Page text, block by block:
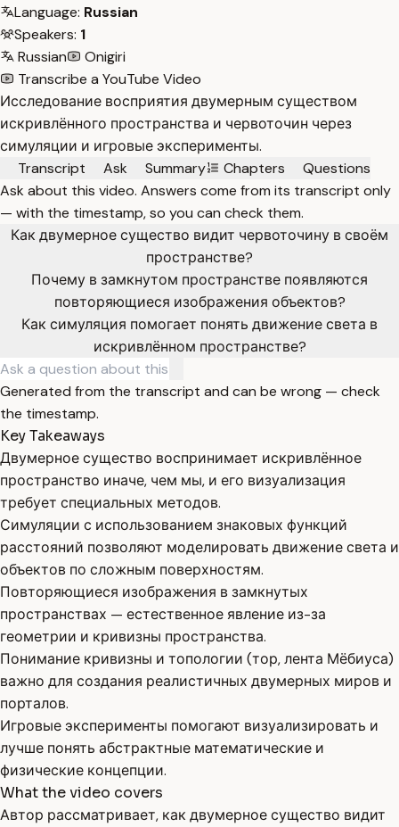
Language: Russian
Speakers: 1
Russian
Onigiri
Transcribe a YouTube Video
Исследование восприятия двумерным существом
искривлённого пространства и червоточин через
симуляции и игровые эксперименты.
Transcript
Ask Summary Chapters
Questions
Ask about this video. Answers come from its transcript only
— with the timestamp, so you can check them.
Как двумерное существо видит червоточину в своём
пространстве?
Почему в замкнутом пространстве появляются
повторяющиеся изображения объектов?
Как симуляция помогает понять движение света в
искривлённом пространстве?
Generated from the transcript and can be wrong — check
the timestamp.
Key Takeaways
Двумерное существо воспринимает искривлённое
пространство иначе, чем мы, и его визуализация
требует специальных методов.
Симуляции с использованием знаковых функций
расстояний позволяют моделировать движение света и
объектов по сложным поверхностям.
Повторяющиеся изображения в замкнутых
пространствах — естественное явление из-за
геометрии и кривизны пространства.
Понимание кривизны и топологии (тор, лента Мёбиуса)
важно для создания реалистичных двумерных миров и
порталов.
Игровые эксперименты помогают визуализировать и
лучше понять абстрактные математические и
физические концепции.
What the video covers
Автор рассматривает, как двумерное существо видит